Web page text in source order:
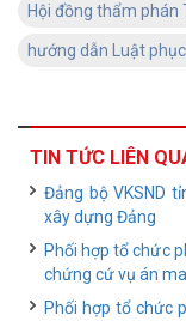
Hội đồng thẩm phán
hướng dẫn Luật
TIN TỨC LIÊN
Đảng bộ VKSND
xây dựng Đảng
Phối hợp tổ chức
chứng cứ vụ án
Phối hợp tổ chức